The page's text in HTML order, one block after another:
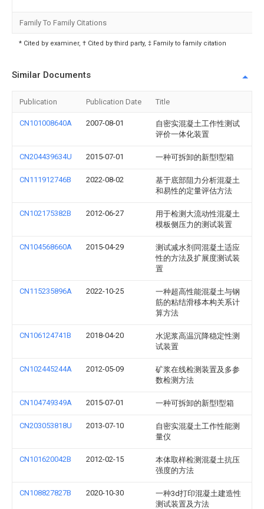
Family To Family Citations
* Cited by examiner, † Cited by third party, ‡ Family to family citation
Similar Documents
Publication Publication Date Title
CN101008640A 2007-08-01
自密实混凝土工作性测试
评价一体化装置
CN204439634U 2015-07-01 一种可拆卸的新型l型箱
CN111912746B 2022-08-02
基于底部阻力分析混凝土
和易性的定量评估方法
CN102175382B 2012-06-27
用于检测大流动性混凝土
模板侧压力的测试装置
CN104568660A 2015-04-29
测试减水剂同混凝土适应
性的方法及扩展度测试装
置
CN115235896A 2022-10-25
一种超高性能混凝土与钢
筋的粘结滑移本构关系计
算方法
CN106124741B 2018-04-20
水泥浆高温沉降稳定性测
试装置
CN102445244A 2012-05-09
矿浆在线检测装置及多参
数检测方法
CN104749349A 2015-07-01 一种可拆卸的新型l型箱
CN203053818U 2013-07-10
自密实混凝土工作性能测
量仪
CN101620042B 2012-02-15
本体取样检测混凝土抗压
强度的方法
CN108827827B 2020-10-30
一种3d打印混凝土建造性
测试装置及方法